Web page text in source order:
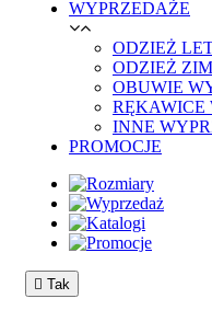
WYPRZEDAŻE
ODZIEŻ
ODZIEŻ
OBUWIE
RĘKAWICE
INNE
PROMOCJE
 Tak